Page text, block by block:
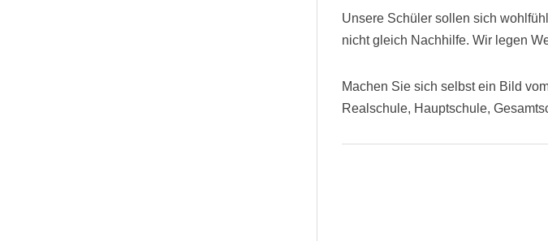
Unsere Schüler sollen sich
nicht gleich Nachhilfe. Wir legen
Machen Sie sich selbst ein Bild
Realschule, Hauptschule,